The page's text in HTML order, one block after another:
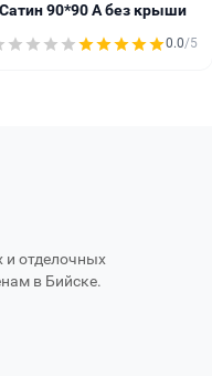
Сатин 90*90 А без крыши
0.0/5
и отделочных
в Бийске.